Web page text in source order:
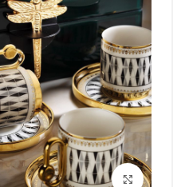
برای بزرگنمایی کلیک کنید